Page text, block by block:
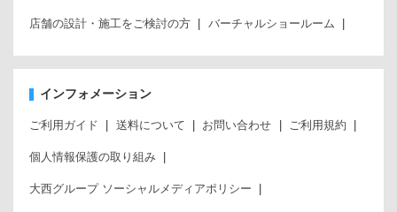
店舗の設計・施工をご検討の方 バーチャルショールーム
インフォメーション
ご利用ガイド 送料について お問い合わせ ご利用規約
個人情報保護の取り組み
大西グループ ソーシャルメディアポリシー